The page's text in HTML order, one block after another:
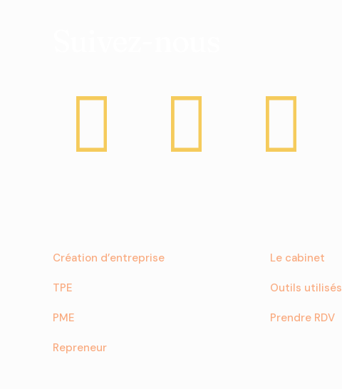
Création d’entreprise
TPE
PME
Repreneur
Le cabinet
Outils utilisés
Prendre RDV